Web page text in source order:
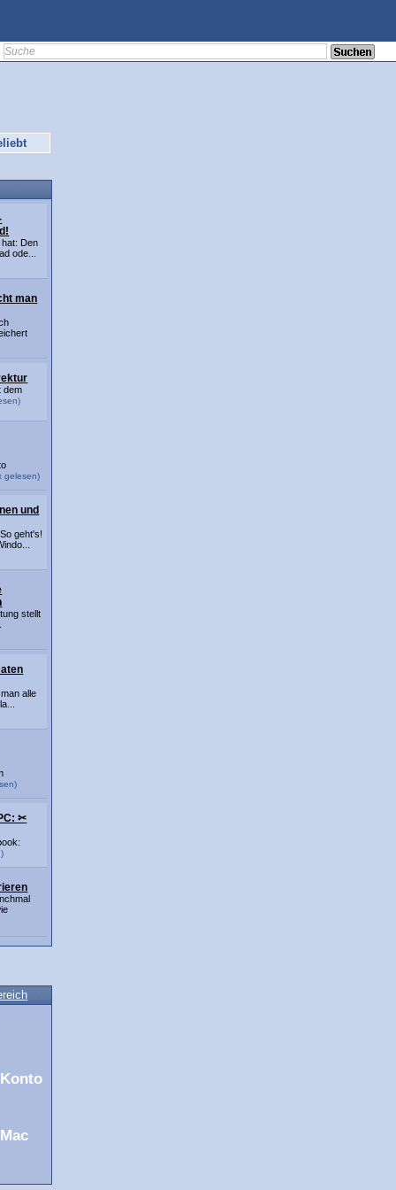
Den
ode...
man
dem
gelesen)
und
geht's!
stellt
alle
✂